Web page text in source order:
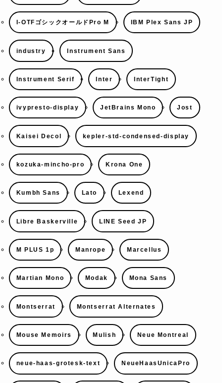
I-OTFゴシックオールドPro M IBM Plex Sans JP
industry Instrument Sans
Instrument Serif Inter InterTight
ivypresto-display JetBrains Mono Jost
Kaisei Decol kepler-std-condensed-display
kozuka-mincho-pro Krona One
Kumbh Sans Lato Lexend
Libre Baskerville LINE Seed JP
M PLUS 1p Manrope Marcellus
Martian Mono Modak Mona Sans
Montserrat Montserrat Alternates
Mouse Memoirs Mulish Neue Montreal
neue-haas-grotesk-text NeueHaasUnicaPro